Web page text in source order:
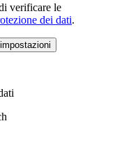
verificare le
dei dati.